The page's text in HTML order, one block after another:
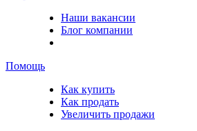
Наши вакансии
Блог компании
Помощь
Как купить
Как продать
Увеличить продажи